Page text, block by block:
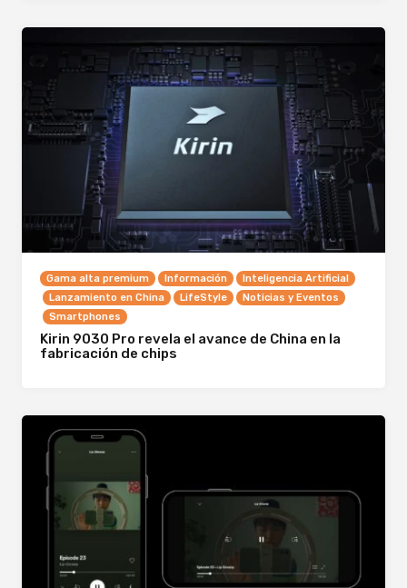
Gama alta premium Información
Inteligencia Artificial
Lanzamiento en China
LifeStyle
Noticias y Eventos
Smartphones
Kirin 9030 Pro revela el avance de China en la
fabricación de chips